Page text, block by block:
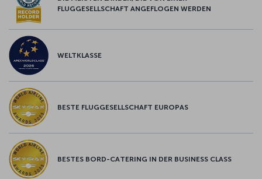
FLUGGESELLSCHAFT ANGEFLOGEN WERDEN
WELTKLASSE
BESTE FLUGGESELLSCHAFT EUROPAS
BESTES BORD-CATERING IN DER BUSINESS CLASS